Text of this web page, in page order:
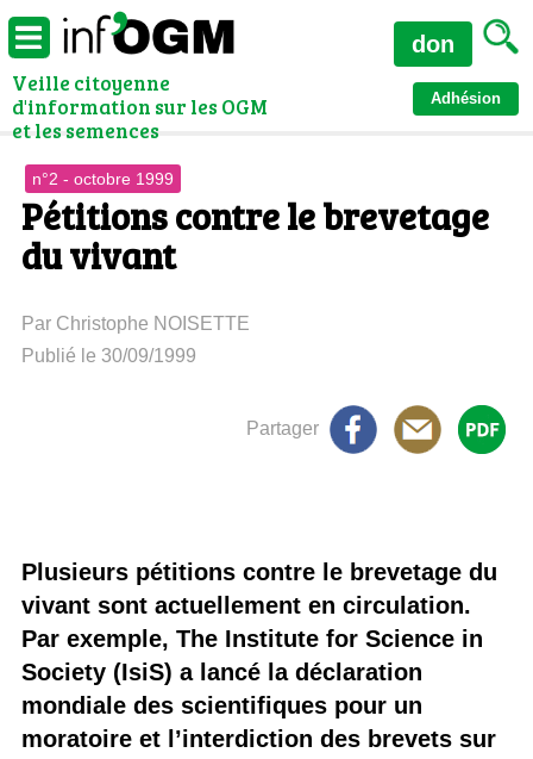
Veille citoyenne
d'information sur les OGM
et les semences
Adhésion
don
n°2 - octobre 1999
Pétitions contre le brevetage
du vivant
Par Christophe NOISETTE
Publié le 30/09/1999
Partager
Plusieurs pétitions contre le brevetage du
vivant sont actuellement en circulation.
Par exemple, The Institute for Science in
Society (IsiS) a lancé la déclaration
mondiale des scientifiques pour un
moratoire et l’interdiction des brevets sur